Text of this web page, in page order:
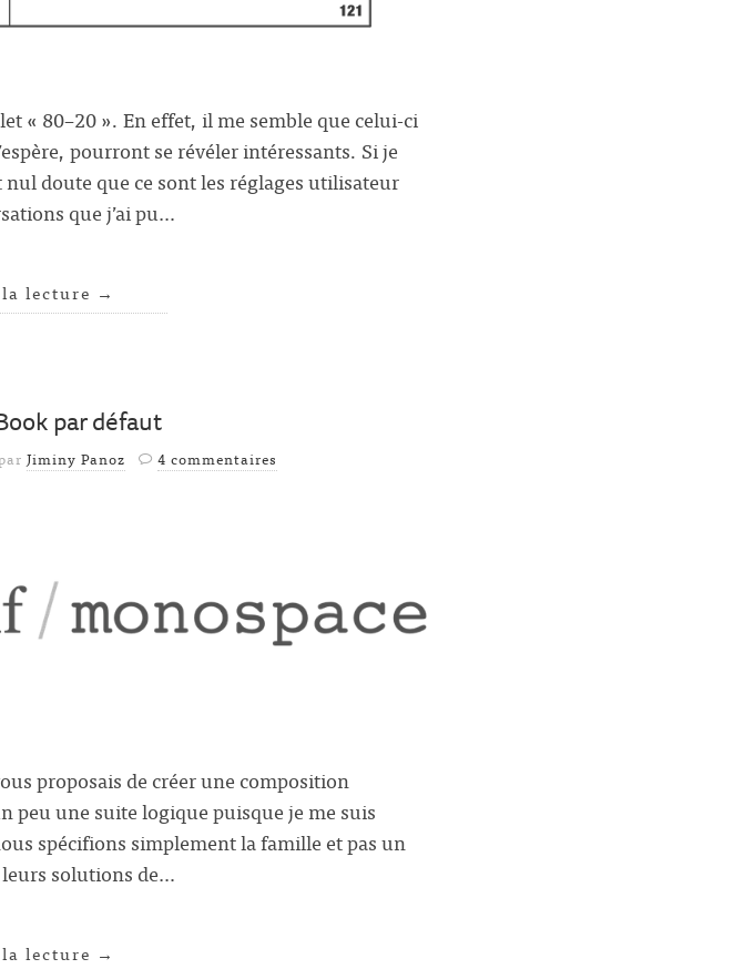
« 80–20 ». En effet, il me semble que celui-ci
pourront se révéler intéressants. Si je
doute que ce sont les réglages utilisateur
que j’ai pu…
lecture →
par défaut
Jiminy Panoz 4 commentaires
proposais de créer une composition
peu une suite logique puisque je me suis
spécifions simplement la famille et pas un
solutions de…
lecture →